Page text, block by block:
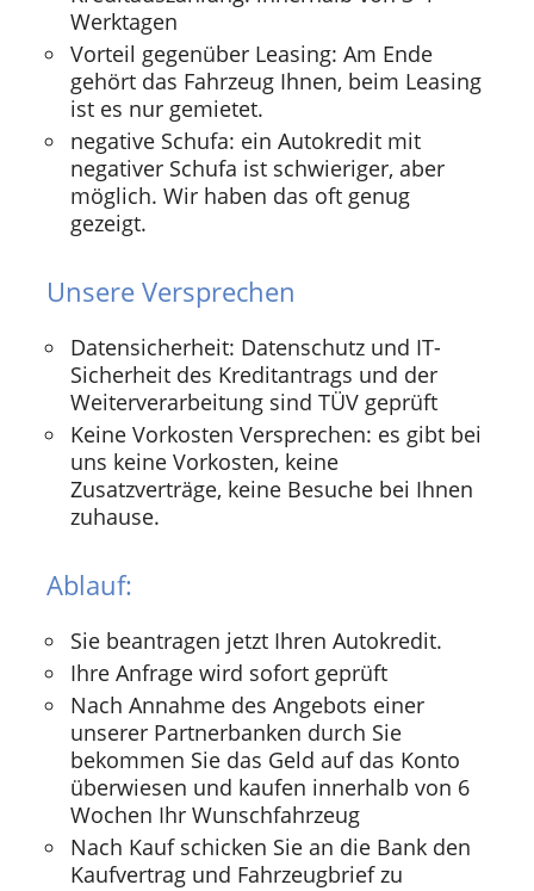
Werktagen
Vorteil gegenüber Leasing: Am Ende
gehört das Fahrzeug Ihnen, beim Leasing
ist es nur gemietet.
negative Schufa: ein Autokredit mit
negativer Schufa ist schwieriger, aber
möglich. Wir haben das oft genug
gezeigt.
Unsere Versprechen
Datensicherheit: Datenschutz und IT-
Sicherheit des Kreditantrags und der
Weiterverarbeitung sind TÜV geprüft
Keine Vorkosten Versprechen: es gibt bei
uns keine Vorkosten, keine
Zusatzverträge, keine Besuche bei Ihnen
zuhause.
Ablauf:
Sie beantragen jetzt Ihren Autokredit.
Ihre Anfrage wird sofort geprüft
Nach Annahme des Angebots einer
unserer Partnerbanken durch Sie
bekommen Sie das Geld auf das Konto
überwiesen und kaufen innerhalb von 6
Wochen Ihr Wunschfahrzeug
Nach Kauf schicken Sie an die Bank den
Kaufvertrag und Fahrzeugbrief zu